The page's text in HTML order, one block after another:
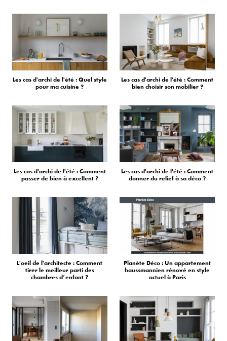
Les cas d'archi de l'été : Quel style
pour ma cuisine ?
Les cas d'archi de l'été : Comment
bien choisir son mobilier ?
Les cas d'archi de l'été : Comment
passer de bien à excellent ?
Les cas d'archi de l'été : Comment
donner du relief à sa déco ?
L'oeil de l'architecte : Comment
tirer le meilleur parti des
chambres d’enfant ?
Planète Déco : Un appartement
haussmannien rénové en style
actuel à Paris